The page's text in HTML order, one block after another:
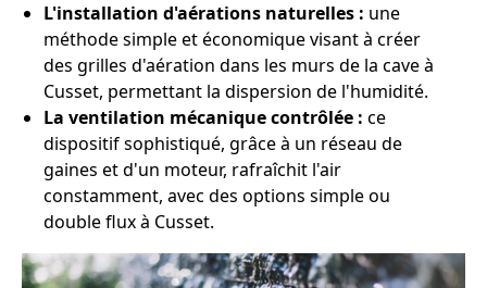
L'installation d'aérations naturelles : une
méthode simple et économique visant à créer
des grilles d'aération dans les murs de la cave à
Cusset, permettant la dispersion de l'humidité.
La ventilation mécanique contrôlée : ce
dispositif sophistiqué, grâce à un réseau de
gaines et d'un moteur, rafraîchit l'air
constamment, avec des options simple ou
double flux à Cusset.